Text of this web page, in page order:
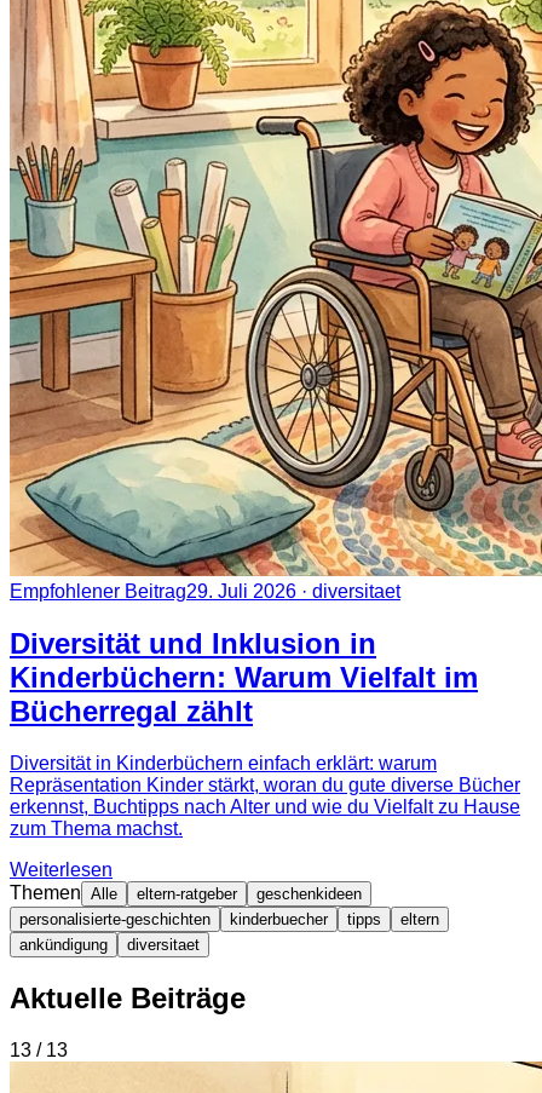
Empfohlener Beitrag29. Juli 2026 · diversitaet
Diversität und Inklusion in
Kinderbüchern: Warum Vielfalt im
Bücherregal zählt
Diversität in Kinderbüchern einfach erklärt: warum
Repräsentation Kinder stärkt, woran du gute diverse Bücher
erkennst, Buchtipps nach Alter und wie du Vielfalt zu Hause
zum Thema machst.
Weiterlesen
Themen Alle eltern-ratgeber
geschenkideen
personalisierte-geschichten
kinderbuecher tipps
eltern
ankündigung
diversitaet
Aktuelle Beiträge
13 / 13